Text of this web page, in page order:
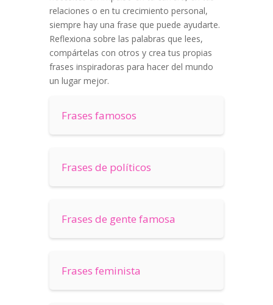
relaciones o en tu crecimiento personal,
siempre hay una frase que puede ayudarte.
Reflexiona sobre las palabras que lees,
compártelas con otros y crea tus propias
frases inspiradoras para hacer del mundo
un lugar mejor.
Frases famosos
Frases de políticos
Frases de gente famosa
Frases feminista